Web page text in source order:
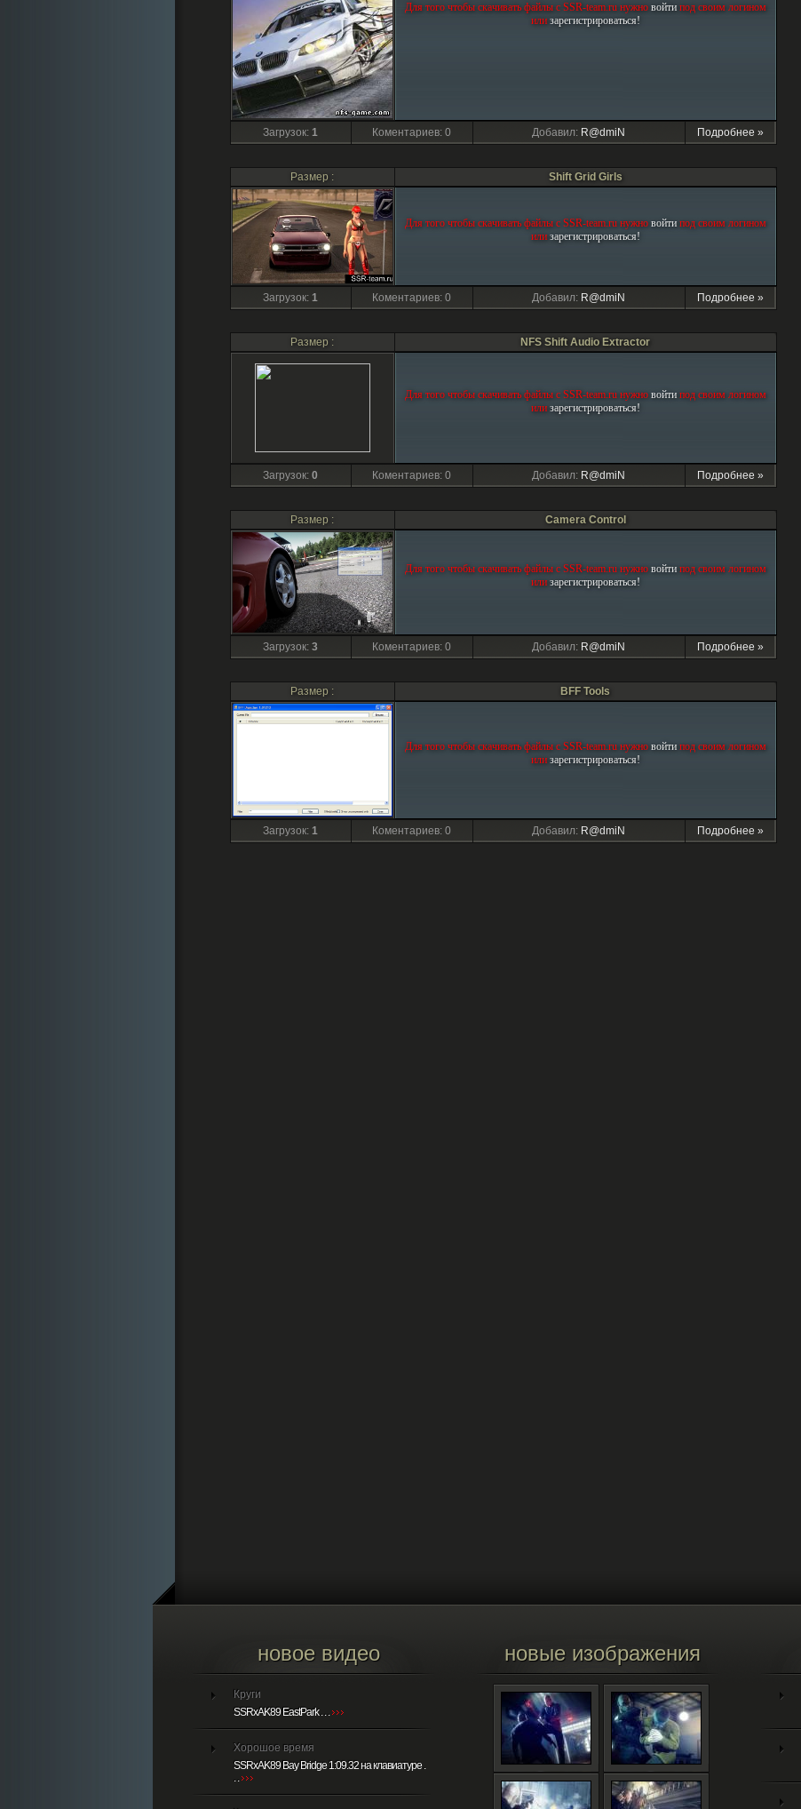
Для того чтобы скачивать файлы с SSR-team.ru нужно войтипод своим логином
или зарегиcтрироваться!
Загрузок: 1 Коментариев: 0 Добавил: R@dmiN Подробнее »
Размер : Shift Grid Girls
Для того чтобы скачивать файлы с SSR-team.ru нужно войтипод своим логином
или зарегиcтрироваться!
Загрузок: 1 Коментариев: 0 Добавил: R@dmiN Подробнее »
Размер : NFS Shift Audio Extractor
Для того чтобы скачивать файлы с SSR-team.ru нужно войтипод своим логином
или зарегиcтрироваться!
Загрузок: 0 Коментариев: 0 Добавил: R@dmiN Подробнее »
Размер : Camera Control
Для того чтобы скачивать файлы с SSR-team.ru нужно войтипод своим логином
или зарегиcтрироваться!
Загрузок: 3 Коментариев: 0 Добавил: R@dmiN Подробнее »
Размер : BFF Tools
Для того чтобы скачивать файлы с SSR-team.ru нужно войтипод своим логином
или зарегиcтрироваться!
Загрузок: 1 Коментариев: 0 Добавил: R@dmiN Подробнее »
новое видео
Круги
SSRxAK89 EastPark . . .
Хорошое время
SSRxAK89 Bay Bridge 1:09.32 на клавиатуре .
. .
новые изображения